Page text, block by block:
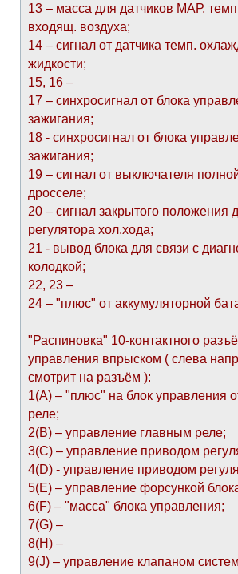
13 – масса для датчиков МАР,
входящ. воздуха;
14 – сигнал от датчика темп.
жидкости;
15, 16 –
17 – синхросигнал от блока
зажигания;
18 - синхросигнал от блока
зажигания;
19 – сигнал от выключателя
дросселе;
20 – сигнал закрытого положения
регулятора хол.хода;
21 - вывод блока для связи с
колодкой;
22, 23 –
24 – "плюс" от аккумуляторной
"Распиновка" 10-контактного
управления впрыском ( слева
смотрит на разъём ):
1(А) – "плюс" на блок управления
реле;
2(В) – управление главным реле;
3(С) – управление приводом
4(D) - управление приводом
5(E) – управление форсункой
6(F) – "масса" блока управления;
7(G) –
8(H) –
9(J) – управление клапаном